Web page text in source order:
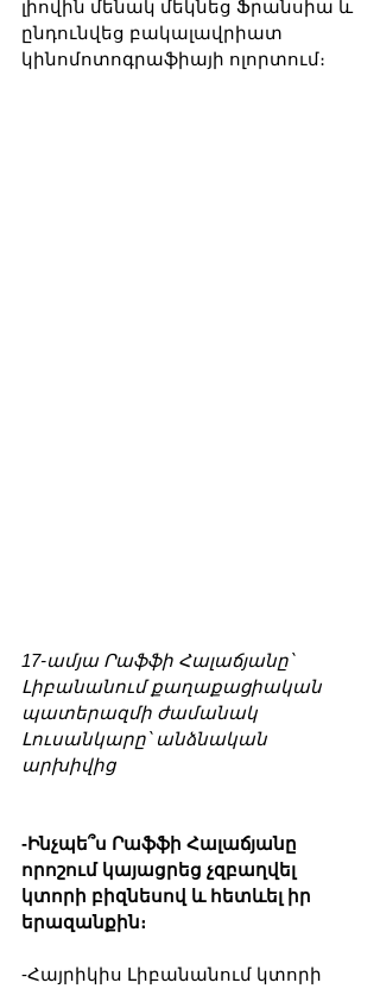
լիովին մենակ մեկնեց Ֆրանսիա և
ընդունվեց բակալավրիատ
կինոմոտոգրաֆիայի ոլորտում։
17-ամյա Րաֆֆի Հալաճյանը՝
Լիբանանում քաղաքացիական
պատերազմի ժամանակ
Լուսանկարը՝ անձնական
արխիվից
-Ինչպե՞ս Րաֆֆի Հալաճյանը
որոշում կայացրեց չզբաղվել
կտորի բիզնեսով և հետևել իր
երազանքին։
-Հայրիկիս Լիբանանում կտորի